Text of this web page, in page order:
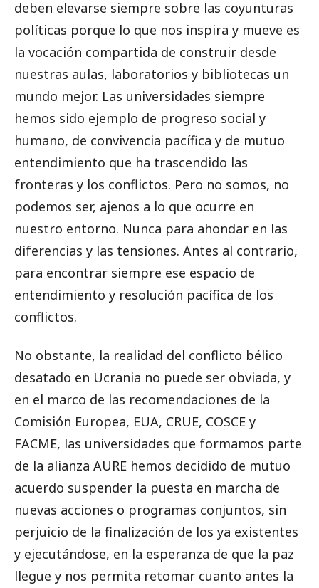
deben elevarse siempre sobre las coyunturas
políticas porque lo que nos inspira y mueve es
la vocación compartida de construir desde
nuestras aulas, laboratorios y bibliotecas un
mundo mejor. Las universidades siempre
hemos sido ejemplo de progreso social y
humano, de convivencia pacífica y de mutuo
entendimiento que ha trascendido las
fronteras y los conflictos. Pero no somos, no
podemos ser, ajenos a lo que ocurre en
nuestro entorno. Nunca para ahondar en las
diferencias y las tensiones. Antes al contrario,
para encontrar siempre ese espacio de
entendimiento y resolución pacífica de los
conflictos.
No obstante, la realidad del conflicto bélico
desatado en Ucrania no puede ser obviada, y
en el marco de las recomendaciones de la
Comisión Europea, EUA, CRUE, COSCE y
FACME, las universidades que formamos parte
de la alianza AURE hemos decidido de mutuo
acuerdo suspender la puesta en marcha de
nuevas acciones o programas conjuntos, sin
perjuicio de la finalización de los ya existentes
y ejecutándose, en la esperanza de que la paz
llegue y nos permita retomar cuanto antes la